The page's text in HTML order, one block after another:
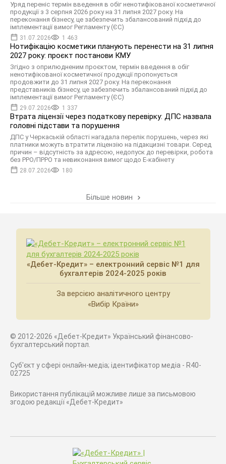
Уряд переніс термін введення в обіг ненотифікованої косметичної
продукції з 3 серпня 2026 року на 31 липня 2027 року. На
переконання бізнесу, це забезпечить збалансований підхід до
імплементації вимог Регламенту (ЄС)
31.07.2026 1 463
Нотифікацію косметики планують перенести на 31 липня
2027 року: проєкт постанови КМУ
Згідно з оприлюдненим проєктом, термін введення в обіг
ненотифікованої косметичної продукції пропонується
продовжити до 31 липня 2027 року. На переконання
представників бізнесу, це забезпечить збалансований підхід до
імплементації вимог Регламенту (ЄС)
29.07.2026 1 337
Втрата ліцензії через податкову перевірку: ДПС назвала
головні підстави та порушення
ДПС у Черкаській області нагадала перелік порушень, через які
платники можуть втратити ліцензію на підакцизні товари. Серед
причин – відсутність за адресою, недопуск до перевірки, робота
без РРО/ПРРО та невиконання вимог щодо Е-кабінету
28.07.2026 180
Більше новин
«Дебет-Кредит» – електронний сервіс №1 для
бухгалтерів 2024-2025 років
За версією аналітичного центру
«Вибір Країни»
© 2012-2026 «Дебет-Кредит» Український фінансово-
бухгалтерський портал.
Суб'єкт у сфері онлайн-медіа; ідентифікатор медіа - R40-
02725
Використання публікацій можливе лише за письмовою
згодою редакції «Дебет-Кредит»